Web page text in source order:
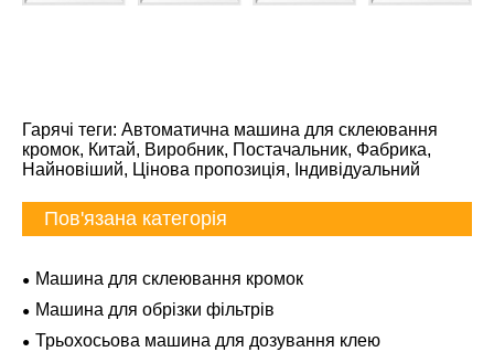
Гарячі теги: Автоматична машина для склеювання
кромок, Китай, Виробник, Постачальник, Фабрика,
Найновіший, Цінова пропозиція, Індивідуальний
Пов'язана категорія
Машина для склеювання кромок
Машина для обрізки фільтрів
Трьохосьова машина для дозування клею